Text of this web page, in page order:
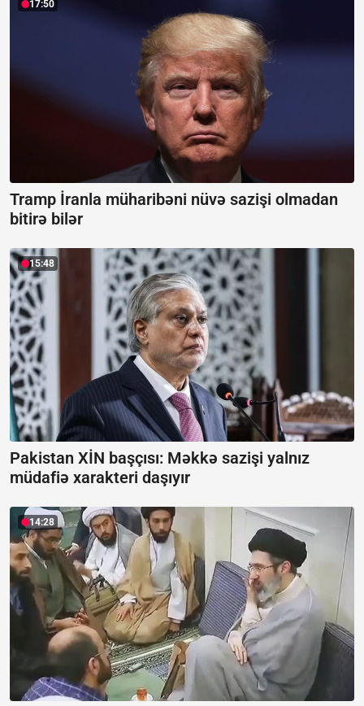
17:50
Tramp İranla müharibəni nüvə sazişi olmadan
bitirə bilər
15:48
Pakistan XİN başçısı: Məkkə sazişi yalnız
müdafiə xarakteri daşıyır
14:28